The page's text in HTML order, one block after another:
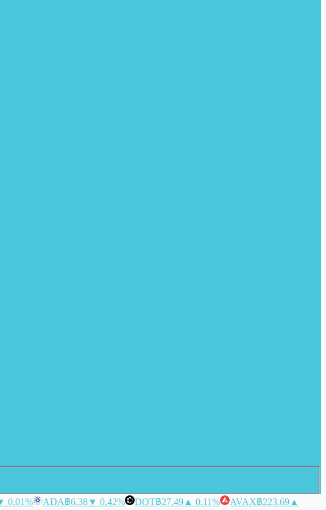
0.01% ADA฿6.38▼ 0.42% DOT฿27.49 ▲ 0.11% AVAX฿223.69 ▲